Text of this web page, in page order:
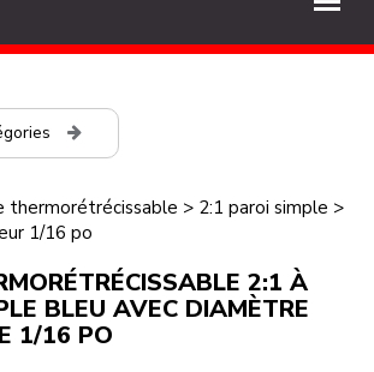
thermorétrécissable > 2:1 paroi simple >
1/16 po
2:1 À
BLEU AVEC DIAMÈTRE
1/16 PO